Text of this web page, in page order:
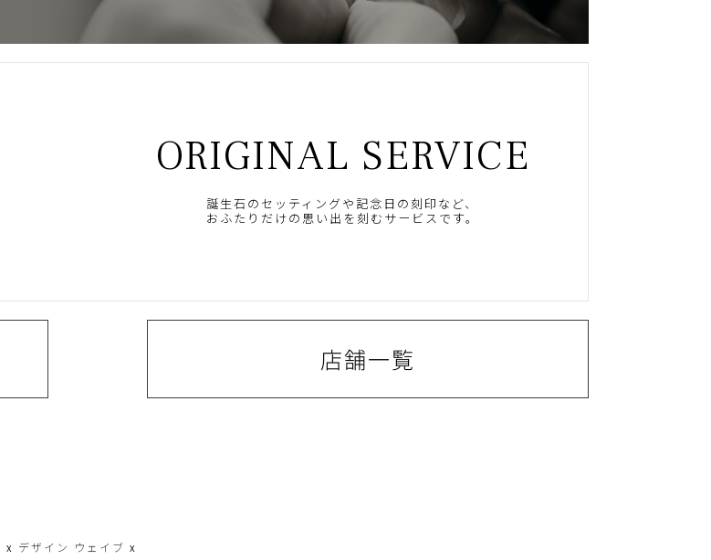
ORIGINAL SERVICE
誕生石のセッティングや記念日の刻印など、
おふたりだけの思い出を刻むサービスです。
店舗一覧
x デザイン ウェイブ x